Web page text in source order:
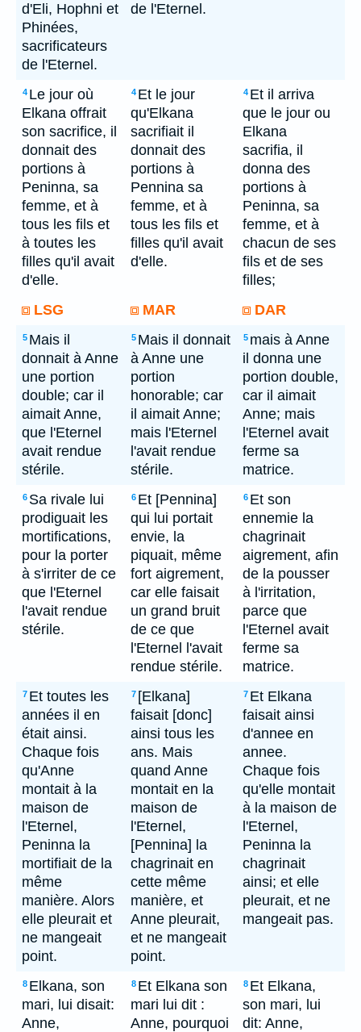
d'Eli, Hophni et
Phinées,
sacrificateurs
de l'Eternel.
de l'Eternel.
4 Le jour où
Elkana offrait
son sacrifice, il
donnait des
portions à
Peninna, sa
femme, et à
tous les fils et
à toutes les
filles qu'il avait
d'elle.
4 Et le jour
qu'Elkana
sacrifiait il
donnait des
portions à
Pennina sa
femme, et à
tous les fils et
filles qu'il avait
d'elle.
4 Et il arriva
que le jour ou
Elkana
sacrifia, il
donna des
portions à
Peninna, sa
femme, et à
chacun de ses
fils et de ses
filles;
LSG
MAR DAR
5 Mais il
donnait à Anne
une portion
double; car il
aimait Anne,
que l'Eternel
avait rendue
stérile.
5 Mais il donnait
à Anne une
portion
honorable; car
il aimait Anne;
mais l'Eternel
l'avait rendue
stérile.
5 mais à Anne
il donna une
portion double,
car il aimait
Anne; mais
l'Eternel avait
ferme sa
matrice.
6 Sa rivale lui
prodiguait les
mortifications,
pour la porter
à s'irriter de ce
que l'Eternel
l'avait rendue
stérile.
6 Et [Pennina]
qui lui portait
envie, la
piquait, même
fort aigrement,
car elle faisait
un grand bruit
de ce que
l'Eternel l'avait
rendue stérile.
6 Et son
ennemie la
chagrinait
aigrement, afin
de la pousser
à l'irritation,
parce que
l'Eternel avait
ferme sa
matrice.
7 Et toutes les
années il en
était ainsi.
Chaque fois
qu'Anne
montait à la
maison de
l'Eternel,
Peninna la
mortifiait de la
même
manière. Alors
elle pleurait et
ne mangeait
point.
7 [Elkana]
faisait [donc]
ainsi tous les
ans. Mais
quand Anne
montait en la
maison de
l'Eternel,
[Pennina] la
chagrinait en
cette même
manière, et
Anne pleurait,
et ne mangeait
point.
7 Et Elkana
faisait ainsi
d'annee en
annee.
Chaque fois
qu'elle montait
à la maison de
l'Eternel,
Peninna la
chagrinait
ainsi; et elle
pleurait, et ne
mangeait pas.
8 Elkana, son
mari, lui disait:
Anne,
8 Et Elkana son
mari lui dit :
Anne, pourquoi
8 Et Elkana,
son mari, lui
dit: Anne,